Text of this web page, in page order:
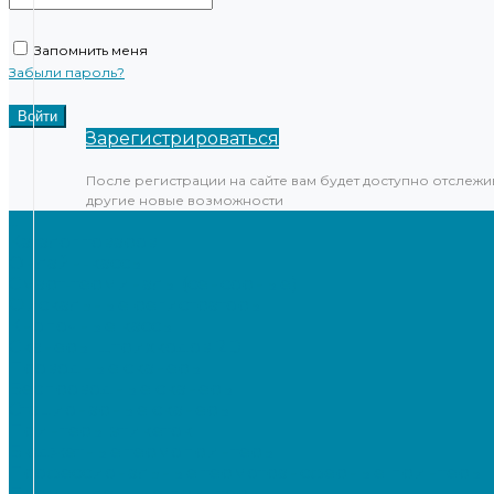
Запомнить меня
Забыли пароль?
Зарегистрироваться
После регистрации на сайте вам будет доступно
другие новые возможности